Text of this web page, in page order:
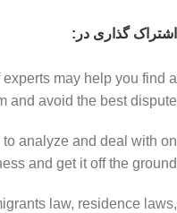
اشتراک گذاری در:
may help you find a
and avoid the best dispute.
analyze and deal with on
and get it off the ground.
law, residence laws,